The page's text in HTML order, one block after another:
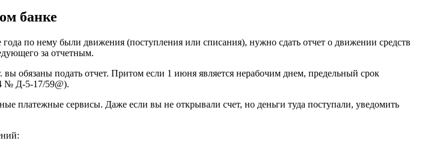
банке
по нему были движения (поступления или списания), нужно сдать отчет о движении средств
за отчетным.
обязаны подать отчет. Притом если 1 июня является нерабочим днем, предельный срок
№ Д-5-17/59@).
платежные сервисы. Даже если вы не открывали счет, но деньги туда поступали, уведомить